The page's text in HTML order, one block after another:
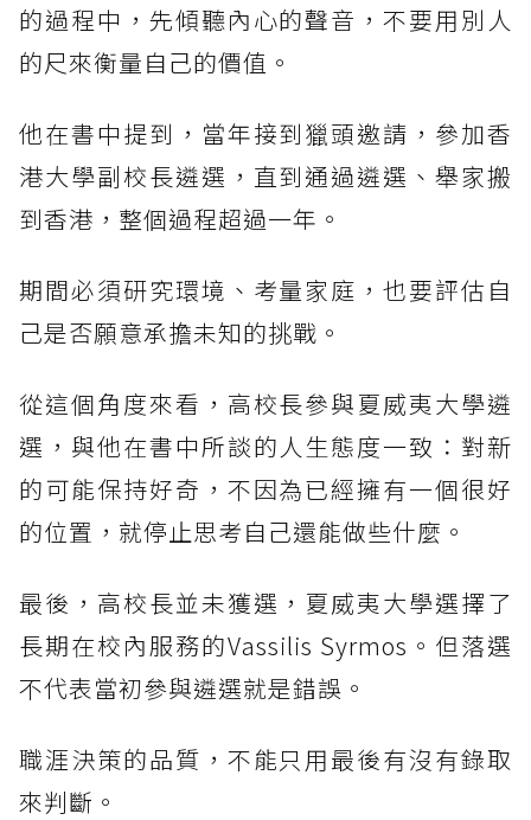
的過程中，先傾聽內心的聲音，不要用別人
的尺來衡量自己的價值。
他在書中提到，當年接到獵頭邀請，參加香
港大學副校長遴選，直到通過遴選、舉家搬
到香港，整個過程超過一年。
期間必須研究環境、考量家庭，也要評估自
己是否願意承擔未知的挑戰。
從這個角度來看，高校長參與夏威夷大學遴
選，與他在書中所談的人生態度一致：對新
的可能保持好奇，不因為已經擁有一個很好
的位置，就停止思考自己還能做些什麼。
最後，高校長並未獲選，夏威夷大學選擇了
長期在校內服務的Vassilis Syrmos。但落選
不代表當初參與遴選就是錯誤。
職涯決策的品質，不能只用最後有沒有錄取
來判斷。